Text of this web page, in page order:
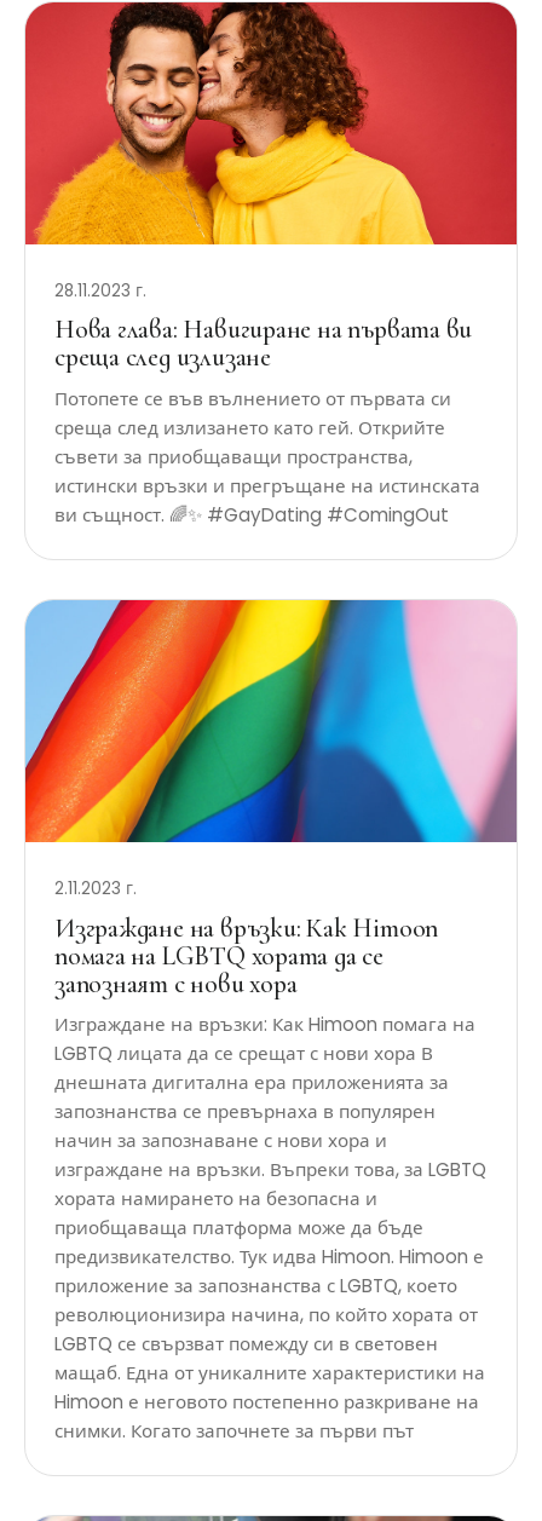
28.11.2023 г.
Нова глава: Навигиране на първата ви
среща след излизане
Потопете се във вълнението от първата си
среща след излизането като гей. Открийте
съвети за приобщаващи пространства,
истински връзки и прегръщане на истинската
ви същност. 🌈✨ #GayDating #ComingOut
2.11.2023 г.
Изграждане на връзки: Как Himoon
помага на LGBTQ хората да се
запознаят с нови хора
Изграждане на връзки: Как Himoon помага на
LGBTQ лицата да се срещат с нови хора В
днешната дигитална ера приложенията за
запознанства се превърнаха в популярен
начин за запознаване с нови хора и
изграждане на връзки. Въпреки това, за LGBTQ
хората намирането на безопасна и
приобщаваща платформа може да бъде
предизвикателство. Тук идва Himoon. Himoon е
приложение за запознанства с LGBTQ, което
революционизира начина, по който хората от
LGBTQ се свързват помежду си в световен
мащаб. Една от уникалните характеристики на
Himoon е неговото постепенно разкриване на
снимки. Когато започнете за първи път